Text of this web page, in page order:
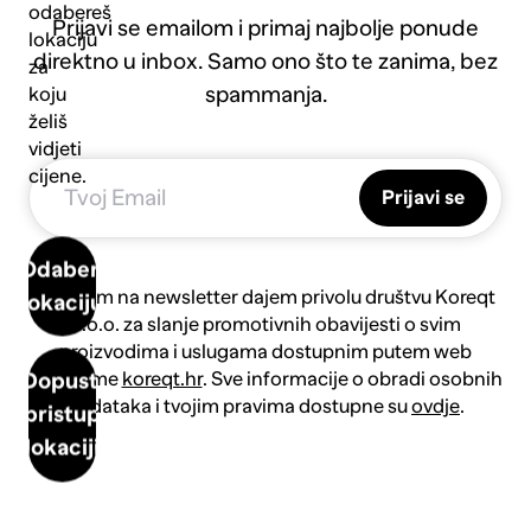
odabereš
lokaciju
za
koju
želiš
vidjeti
cijene.
Odaberi
lokaciju
Dopusti
pristup
lokaciji
Prijavi se emailom i primaj najbolje ponude
direktno u inbox. Samo ono što te zanima, bez
spammanja.
Prijavi se
Prijavom na newsletter dajem privolu društvu Koreqt
d.o.o. za slanje promotivnih obavijesti o svim
proizvodima i uslugama dostupnim putem web
platforme koreqt.hr. Sve informacije o obradi osobnih
podataka i tvojim pravima dostupne suovdje.